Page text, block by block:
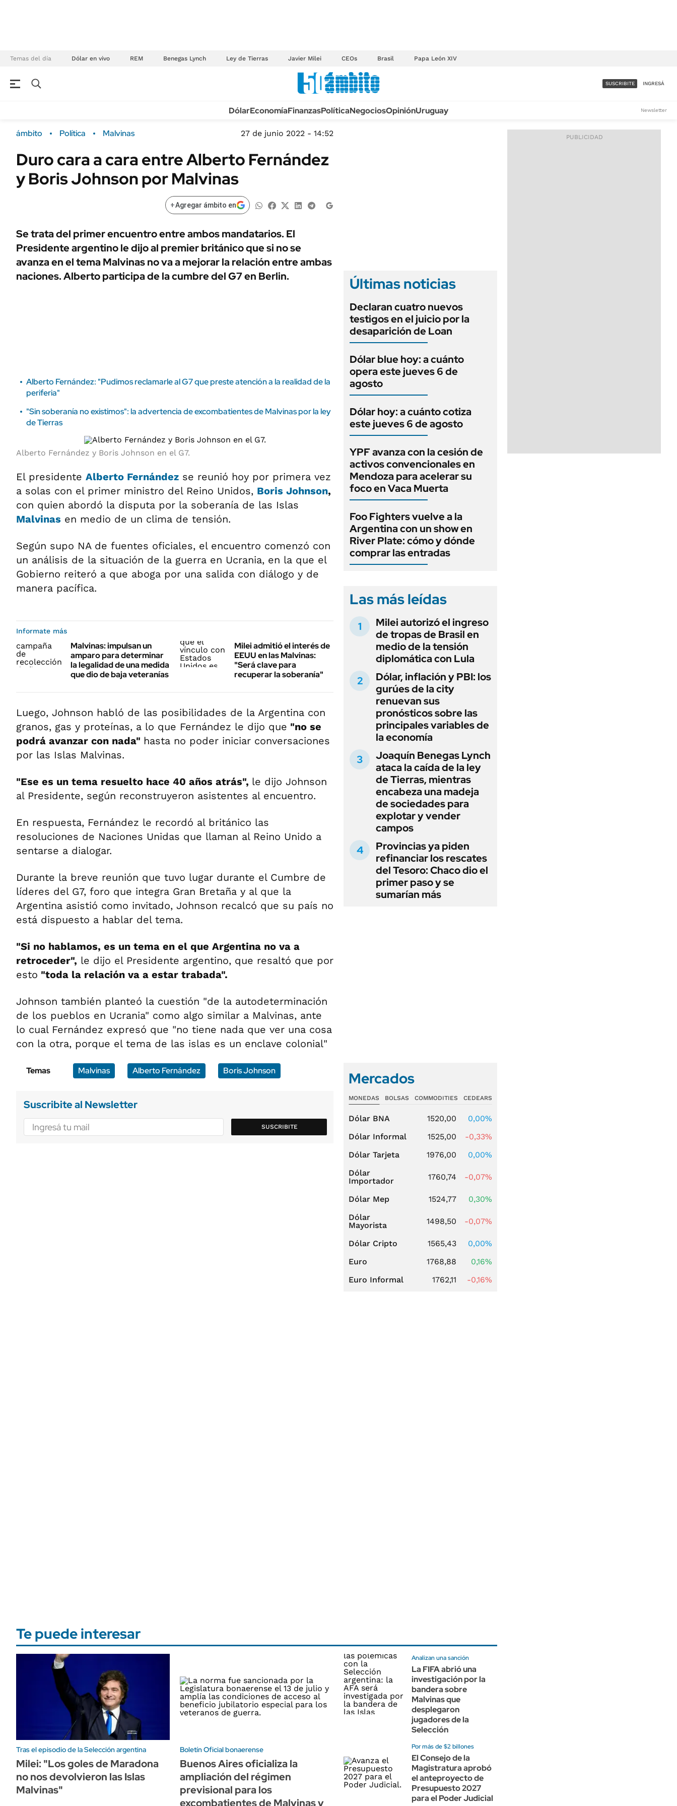
Temas del día Dólar en vivo REM Benegas Lynch Ley de Tierras Javier Milei CEOs Brasil Papa León XIV
Campo
FINANZAS
ÁMBITO DEBATE
MEDIAKIT AMBITO DEBATE
Sustentabilidad
ENERGY REPORT
POLÍTICA
URUGUAY
TECNOLOGÍA
MÉXICO
MUNDO
LIFESTYLE
AUTOS
ACCESO FULL - $1.800/MES
SUSCRIBITE INGRESÁ
DólarEconomíaFinanzasPolíticaNegociosOpiniónUruguay Newsletter
ámbito Política Malvinas 27 de junio 2022 - 14:52
Duro cara a cara entre Alberto Fernández
y Boris Johnson por Malvinas
+Agregar ámbito en
Se trata del primer encuentro entre ambos mandatarios. El
Presidente argentino le dijo al premier británico que si no se
avanza en el tema Malvinas no va a mejorar la relación entre ambas
naciones. Alberto participa de la cumbre del G7 en Berlin.
Alberto Fernández: "Pudimos reclamarle al G7 que preste atención a la realidad de la
periferia"
"Sin soberanía no existimos": la advertencia de excombatientes de Malvinas por la ley
de Tierras
Alberto Fernández y Boris Johnson en el G7.
El presidente Alberto Fernández se reunió hoy por primera vez
a solas con el primer ministro del Reino Unidos, Boris Johnson,
con quien abordó la disputa por la soberanía de las Islas
Malvinas en medio de un clima de tensión.
Según supo NA de fuentes oficiales, el encuentro comenzó con
un análisis de la situación de la guerra en Ucrania, en la que el
Gobierno reiteró a que aboga por una salida con diálogo y de
manera pacífica.
Informate más
Malvinas: impulsan un
amparo para determinar
la legalidad de una medida
que dio de baja veteranías
Milei admitió el interés de
EEUU en las Malvinas:
"Será clave para
recuperar la soberanía"
Luego, Johnson habló de las posibilidades de la Argentina con
granos, gas y proteínas, a lo que Fernández le dijo que "no se
podrá avanzar con nada" hasta no poder iniciar conversaciones
por las Islas Malvinas.
"Ese es un tema resuelto hace 40 años atrás", le dijo Johnson
al Presidente, según reconstruyeron asistentes al encuentro.
En respuesta, Fernández le recordó al británico las
resoluciones de Naciones Unidas que llaman al Reino Unido a
sentarse a dialogar.
Durante la breve reunión que tuvo lugar durante el Cumbre de
líderes del G7, foro que integra Gran Bretaña y al que la
Argentina asistió como invitado, Johnson recalcó que su país no
está dispuesto a hablar del tema.
"Si no hablamos, es un tema en el que Argentina no va a
retroceder", le dijo el Presidente argentino, que resaltó que por
esto "toda la relación va a estar trabada".
Johnson también planteó la cuestión "de la autodeterminación
de los pueblos en Ucrania" como algo similar a Malvinas, ante
lo cual Fernández expresó que "no tiene nada que ver una cosa
con la otra, porque el tema de las islas es un enclave colonial"
Temas Malvinas Alberto Fernández Boris Johnson
Suscribite al Newsletter
SUSCRIBITE
Últimas noticias
Declaran cuatro nuevos
testigos en el juicio por la
desaparición de Loan
Dólar blue hoy: a cuánto
opera este jueves 6 de
agosto
Dólar hoy: a cuánto cotiza
este jueves 6 de agosto
YPF avanza con la cesión de
activos convencionales en
Mendoza para acelerar su
foco en Vaca Muerta
Foo Fighters vuelve a la
Argentina con un show en
River Plate: cómo y dónde
comprar las entradas
Las más leídas
Milei autorizó el ingreso
de tropas de Brasil en
medio de la tensión
diplomática con Lula
Dólar, inflación y PBI: los
gurúes de la city
renuevan sus
pronósticos sobre las
principales variables de
la economía
Joaquín Benegas Lynch
ataca la caída de la ley
de Tierras, mientras
encabeza una madeja
de sociedades para
explotar y vender
campos
Provincias ya piden
refinanciar los rescates
del Tesoro: Chaco dio el
primer paso y se
sumarían más
Mercados
MONEDAS BOLSAS COMMODITIES CEDEARS
Dólar BNA 1520,00
0,00%
Dólar Informal
1525,00
-0,33%
Dólar Tarjeta
1976,00
0,00%
Dólar
Importador
1760,74 -0,07%
Dólar Mep 1524,77
0,30%
Dólar
Mayorista
1498,50 -0,07%
Dólar Cripto 1565,43
0,00%
Euro
1768,88
0,16%
Euro Informal
1762,11 -0,16%
Te puede interesar
Tras el episodio de la Selección argentina
Milei: "Los goles de Maradona
no nos devolvieron las Islas
Malvinas"
Boletín Oficial bonaerense
Buenos Aires oficializa la
ampliación del régimen
previsional para los
excombatientes de Malvinas y
Analizan una sanción
La FIFA abrió una
investigación por la
bandera sobre
Malvinas que
desplegaron
jugadores de la
Selección
Por más de $2 billones
El Consejo de la
Magistratura aprobó
el anteproyecto de
Presupuesto 2027
para el Poder Judicial